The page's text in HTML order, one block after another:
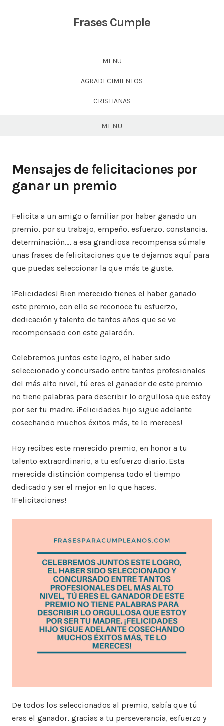
Frases Cumple
MENU
AGRADECIMIENTOS
CRISTIANAS
MENU
Mensajes de felicitaciones por
ganar un premio
Felicita a un amigo o familiar por haber ganado un
premio, por su trabajo, empeño, esfuerzo, constancia,
determinación…, a esa grandiosa recompensa súmale
unas frases de felicitaciones que te dejamos aquí para
que puedas seleccionar la que más te guste.
¡Felicidades! Bien merecido tienes el haber ganado
este premio, con ello se reconoce tu esfuerzo,
dedicación y talento de tantos años que se ve
recompensado con este galardón.
Celebremos juntos este logro, el haber sido
seleccionado y concursado entre tantos profesionales
del más alto nivel, tú eres el ganador de este premio
no tiene palabras para describir lo orgullosa que estoy
por ser tu madre. ¡Felicidades hijo sigue adelante
cosechando muchos éxitos más, te lo mereces!
Hoy recibes este merecido premio, en honor a tu
talento extraordinario, a tu esfuerzo diario. Esta
merecida distinción compensa todo el tiempo
dedicado y ser el mejor en lo que haces.
¡Felicitaciones!
De todos los seleccionados al premio, sabía que tú
eras el ganador, gracias a tu perseverancia, esfuerzo y